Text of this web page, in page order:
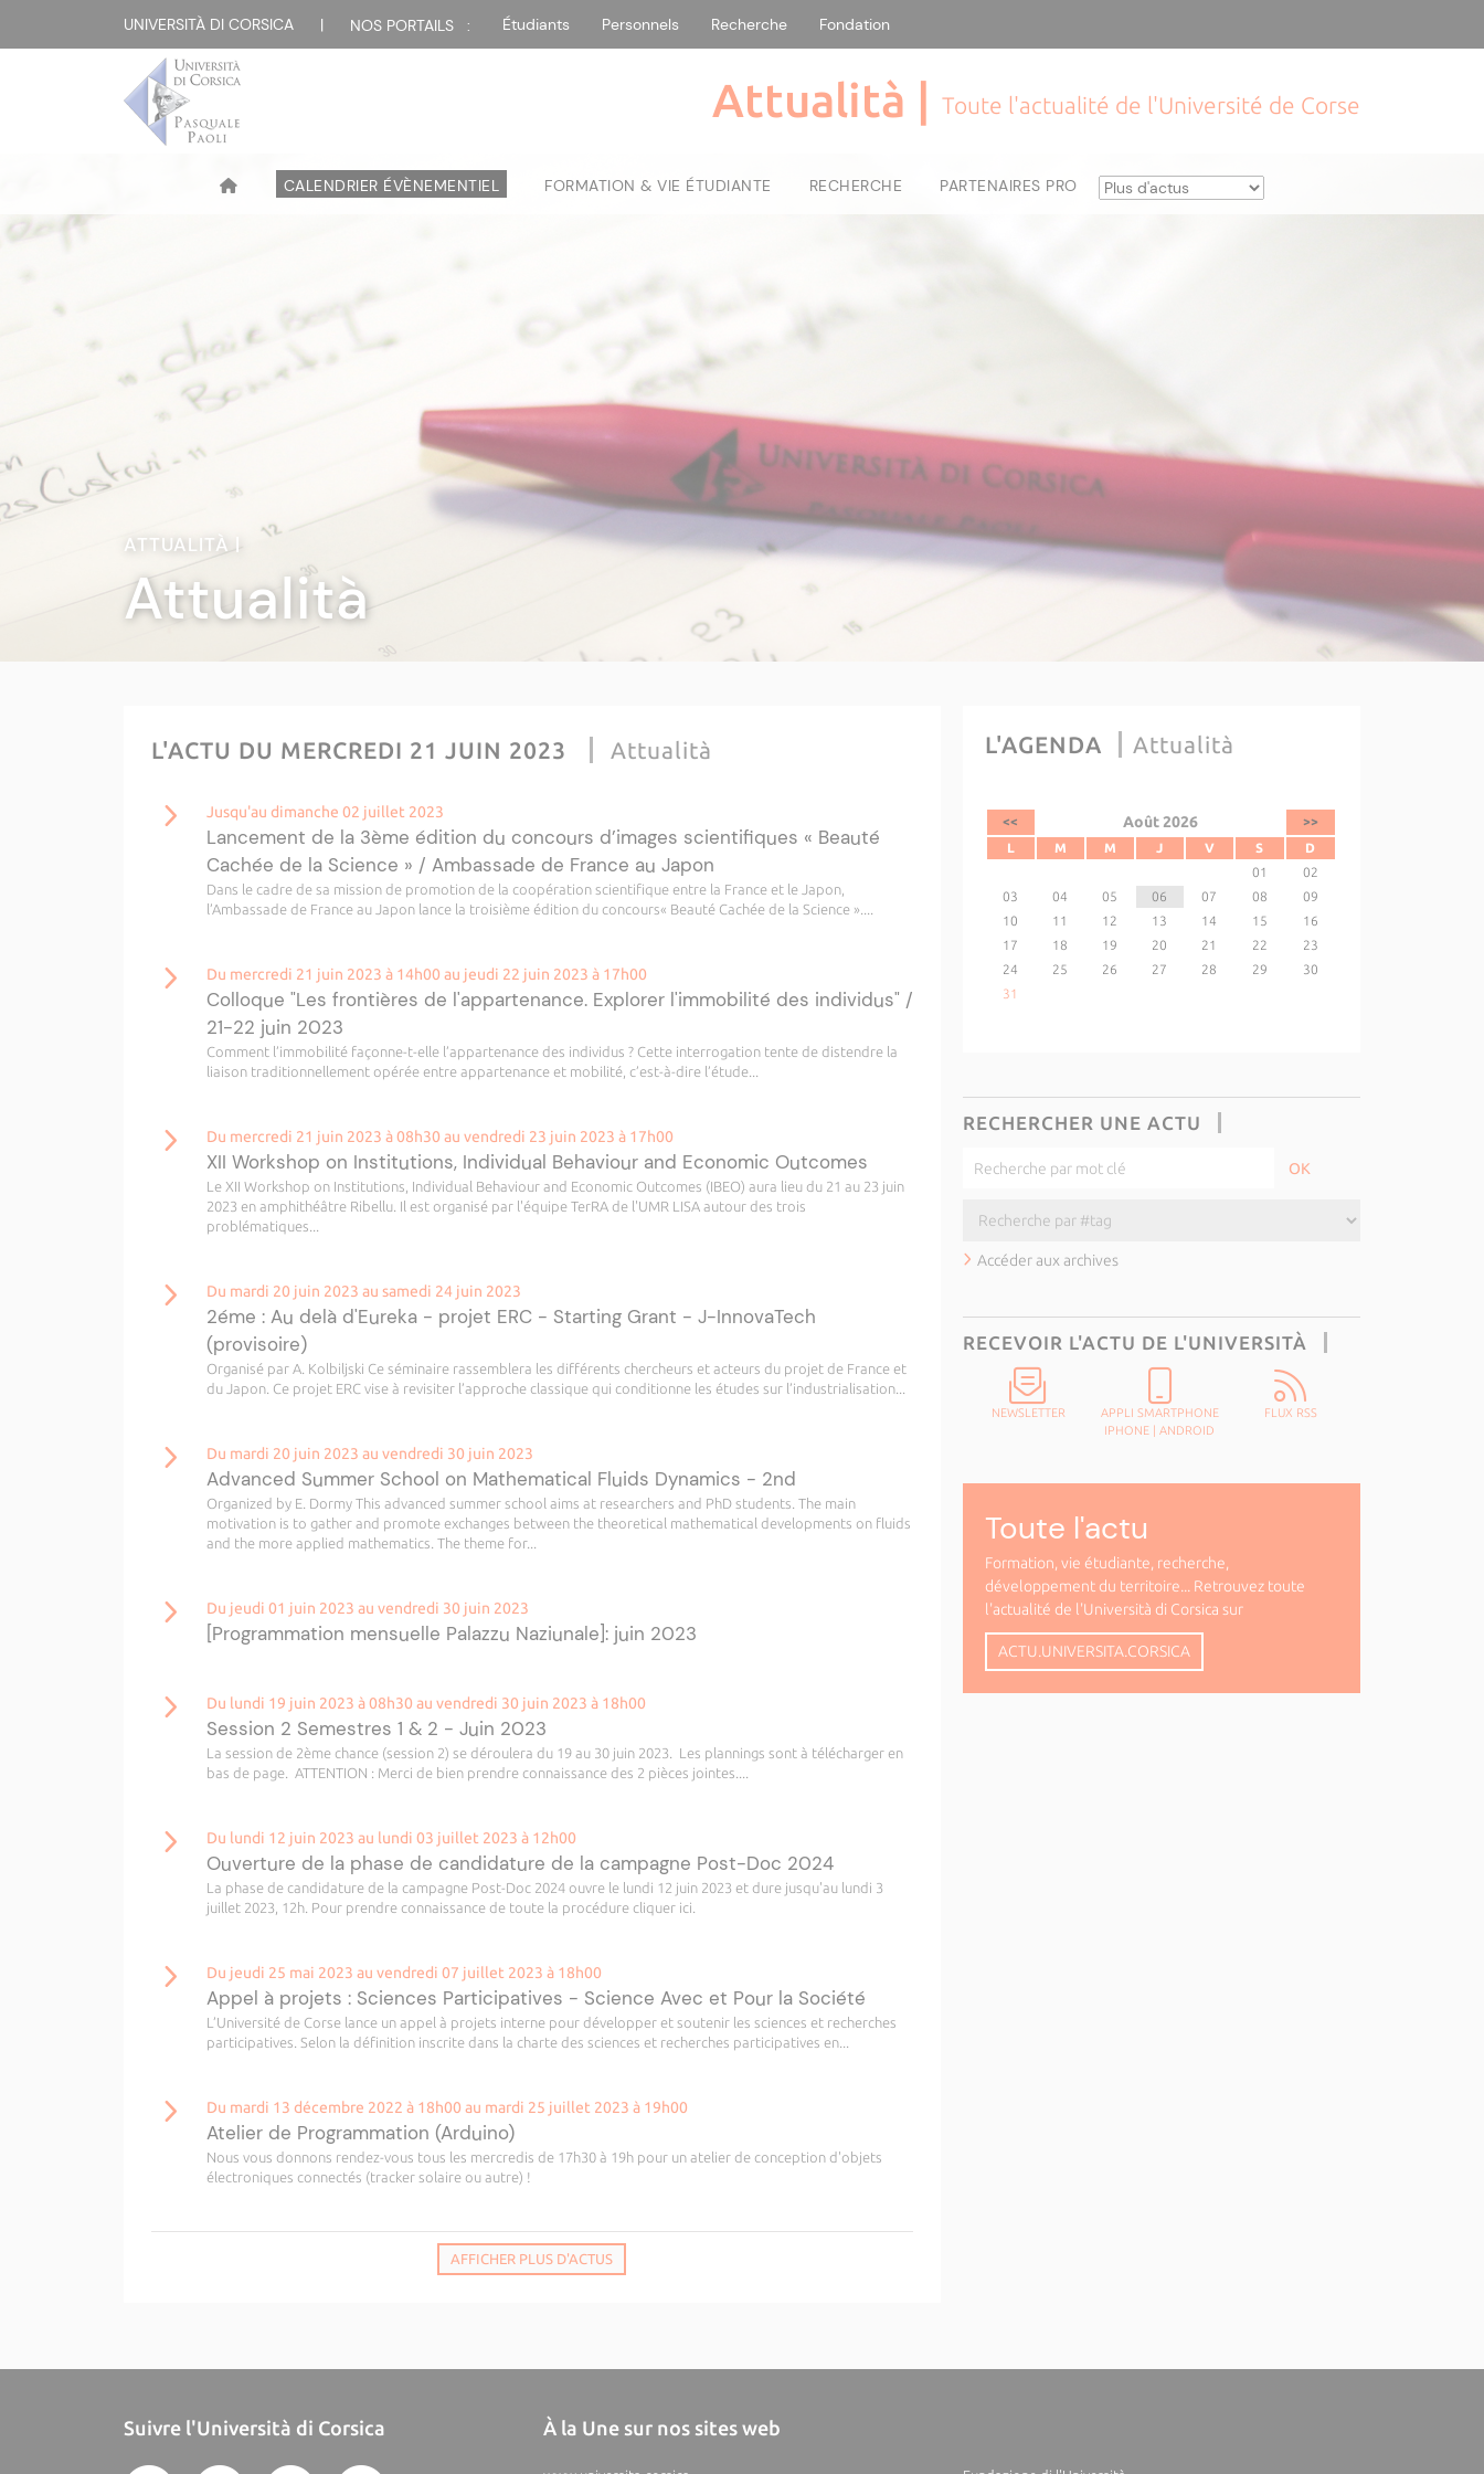
UNIVERSITÀ DI CORSICA | NOS PORTAILS : Étudiants Personnels Recherche Fondation
Attualità | Toute l'actualité de l'Université de Corse
CALENDRIER ÉVÈNEMENTIEL FORMATION & VIE ÉTUDIANTE RECHERCHE PARTENAIRES PRO
ATTUALITÀ |
Attualità
L'ACTU DU MERCREDI 21 JUIN 2023 Attualità
Jusqu'au dimanche 02 juillet 2023
Lancement de la 3ème édition du concours d’images scientifiques « Beauté
Cachée de la Science » / Ambassade de France au Japon
Dans le cadre de sa mission de promotion de la coopération scientifique entre la France et le Japon,
l’Ambassade de France au Japon lance la troisième édition du concours« Beauté Cachée de la Science »....
Du mercredi 21 juin 2023 à 14h00 au jeudi 22 juin 2023 à 17h00
Colloque "Les frontières de l'appartenance. Explorer l'immobilité des individus" /
21-22 juin 2023
Comment l’immobilité façonne-t-elle l’appartenance des individus ? Cette interrogation tente de distendre la
liaison traditionnellement opérée entre appartenance et mobilité, c’est-à-dire l’étude...
Du mercredi 21 juin 2023 à 08h30 au vendredi 23 juin 2023 à 17h00
XII Workshop on Institutions, Individual Behaviour and Economic Outcomes
Le XII Workshop on Institutions, Individual Behaviour and Economic Outcomes (IBEO) aura lieu du 21 au 23 juin
2023 en amphithéâtre Ribellu. Il est organisé par l'équipe TerRA de l'UMR LISA autour des trois
problématiques...
Du mardi 20 juin 2023 au samedi 24 juin 2023
2éme : Au delà d'Eureka - projet ERC - Starting Grant - J-InnovaTech
(provisoire)
Organisé par A. Kolbiljski Ce séminaire rassemblera les différents chercheurs et acteurs du projet de France et
du Japon. Ce projet ERC vise à revisiter l’approche classique qui conditionne les études sur l’industrialisation...
Du mardi 20 juin 2023 au vendredi 30 juin 2023
Advanced Summer School on Mathematical Fluids Dynamics - 2nd
Organized by E. Dormy This advanced summer school aims at researchers and PhD students. The main
motivation is to gather and promote exchanges between the theoretical mathematical developments on fluids
and the more applied mathematics. The theme for...
Du jeudi 01 juin 2023 au vendredi 30 juin 2023
[Programmation mensuelle Palazzu Naziunale]: juin 2023
Du lundi 19 juin 2023 à 08h30 au vendredi 30 juin 2023 à 18h00
Session 2 Semestres 1 & 2 - Juin 2023
La session de 2ème chance (session 2) se déroulera du 19 au 30 juin 2023. Les plannings sont à télécharger en
bas de page. ATTENTION : Merci de bien prendre connaissance des 2 pièces jointes....
Du lundi 12 juin 2023 au lundi 03 juillet 2023 à 12h00
Ouverture de la phase de candidature de la campagne Post-Doc 2024
La phase de candidature de la campagne Post-Doc 2024 ouvre le lundi 12 juin 2023 et dure jusqu'au lundi 3
juillet 2023, 12h. Pour prendre connaissance de toute la procédure cliquer ici.
Du jeudi 25 mai 2023 au vendredi 07 juillet 2023 à 18h00
Appel à projets : Sciences Participatives - Science Avec et Pour la Société
L’Université de Corse lance un appel à projets interne pour développer et soutenir les sciences et recherches
participatives. Selon la définition inscrite dans la charte des sciences et recherches participatives en...
Du mardi 13 décembre 2022 à 18h00 au mardi 25 juillet 2023 à 19h00
Atelier de Programmation (Arduino)
Nous vous donnons rendez-vous tous les mercredis de 17h30 à 19h pour un atelier de conception d'objets
électroniques connectés (tracker solaire ou autre) !
AFFICHER PLUS D'ACTUS
L'AGENDA Attualità
<< Août 2026
>>
L
M M J V S
D
01
02
03
04 05 06 07 08
09
10
11 12 13 14 15
16
17
18 19 20 21 22
23
24
25 26 27 28 29
30
31
RECHERCHER UNE ACTU
Accéder aux archives
RECEVOIR L'ACTU DE L'UNIVERSITÀ
NEWSLETTER
APPLI SMARTPHONE
IPHONE |ANDROID
FLUX RSS
Toute l'actu
Formation, vie étudiante, recherche,
développement du territoire... Retrouvez toute
l'actualité de l'Università di Corsica sur
ACTU.UNIVERSITA.CORSICA
Suivre l'Università di Corsica À la Une sur nos sites web